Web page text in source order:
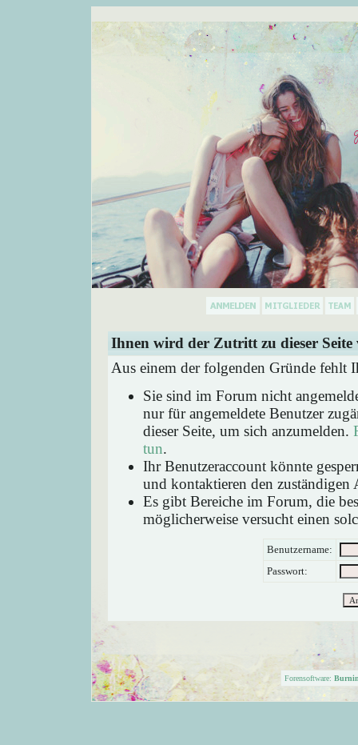
Ihnen wird der Zutritt zu dieser Seite
Aus einem der folgenden Gründe fehlt
Sie sind im Forum nicht
nur für angemeldete Benutzer
dieser Seite, um sich anzumelden.
tun.
Ihr Benutzeraccount könnte
und kontaktieren den zuständigen
Es gibt Bereiche im Forum, die
möglicherweise versucht einen
Benutzername:
Passwort:
Forensoftware: